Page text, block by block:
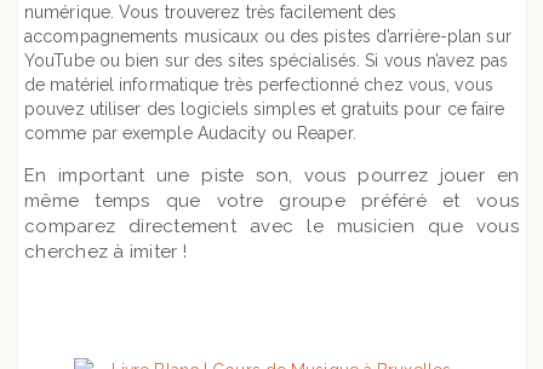
numérique.Vous trouverez très facilement des
accompagnements musicaux ou des pistes d’arrière-plan sur
YouTube ou bien sur des sites spécialisés. Si vous n’avez pas
de matériel informatique très perfectionné chez vous, vous
pouvez utiliser des logiciels simples et gratuits pour ce faire
comme par exemple Audacity ou Reaper.
En important une piste son, vous pourrez jouer en
même temps que votre groupe préféré et vous
comparez directement avec le musicien que vous
cherchez à imiter !